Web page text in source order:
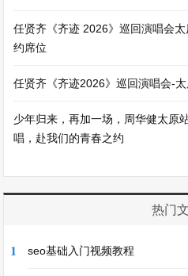
任贤齐《齐迹 2026》巡回演唱会
约席位
任贤齐《齐迹2026》巡回演唱会-
少年归来，再加一场，周华健太原
唱，赴我们的青春之约
热门
1 seo基础入门视频教程